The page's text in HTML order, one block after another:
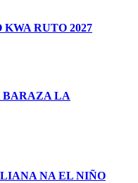
RUTO 2027
BARAZA LA
NA EL NIÑO